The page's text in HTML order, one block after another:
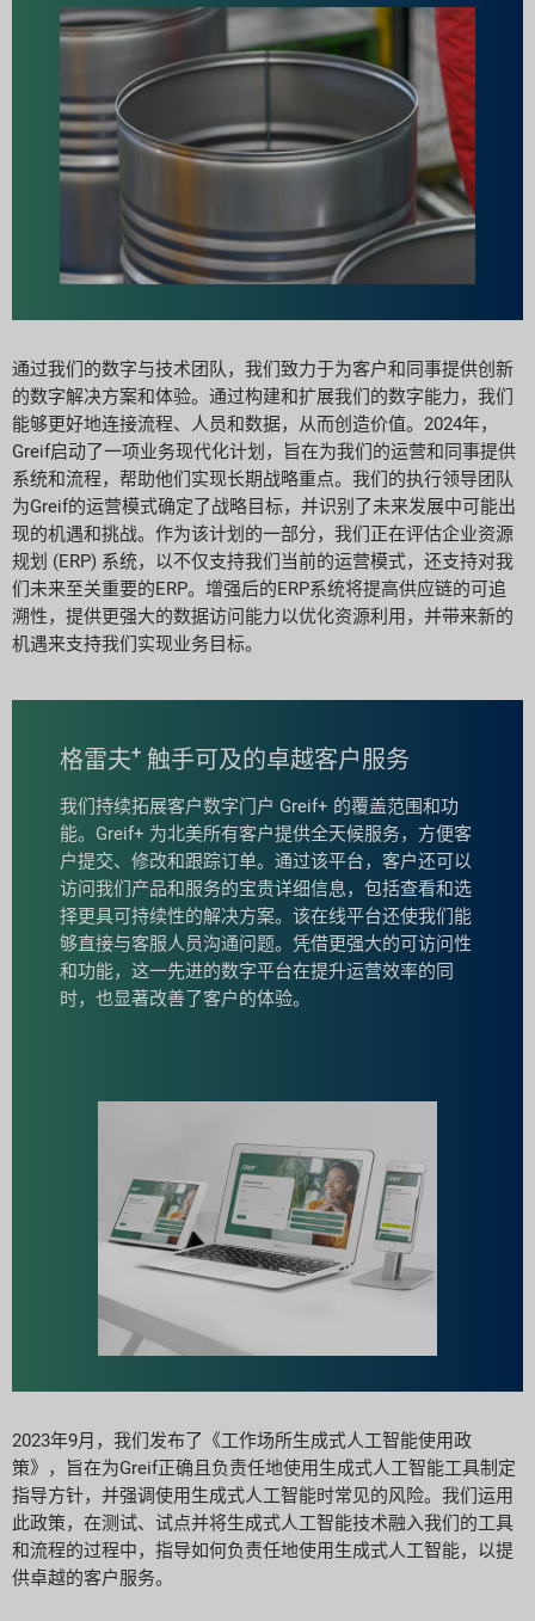
通过我们的数字与技术团队，我们致力于为客户和同事提供创新
的数字解决方案和体验。通过构建和扩展我们的数字能力，我们
能够更好地连接流程、人员和数据，从而创造价值。2024年，
Greif启动了一项业务现代化计划，旨在为我们的运营和同事提供
系统和流程，帮助他们实现长期战略重点。我们的执行领导团队
为Greif的运营模式确定了战略目标，并识别了未来发展中可能出
现的机遇和挑战。作为该计划的一部分，我们正在评估企业资源
规划 (ERP) 系统，以不仅支持我们当前的运营模式，还支持对我
们未来至关重要的ERP。增强后的ERP系统将提高供应链的可追
溯性，提供更强大的数据访问能力以优化资源利用，并带来新的
机遇来支持我们实现业务目标。
格雷夫+ 触手可及的卓越客户服务
我们持续拓展客户数字门户 Greif+ 的覆盖范围和功
能。Greif+ 为北美所有客户提供全天候服务，方便客
户提交、修改和跟踪订单。通过该平台，客户还可以
访问我们产品和服务的宝贵详细信息，包括查看和选
择更具可持续性的解决方案。该在线平台还使我们能
够直接与客服人员沟通问题。凭借更强大的可访问性
和功能，这一先进的数字平台在提升运营效率的同
时，也显著改善了客户的体验。
2023年9月，我们发布了《工作场所生成式人工智能使用政
策》，旨在为Greif正确且负责任地使用生成式人工智能工具制定
指导方针，并强调使用生成式人工智能时常见的风险。我们运用
此政策，在测试、试点并将生成式人工智能技术融入我们的工具
和流程的过程中，指导如何负责任地使用生成式人工智能，以提
供卓越的客户服务。